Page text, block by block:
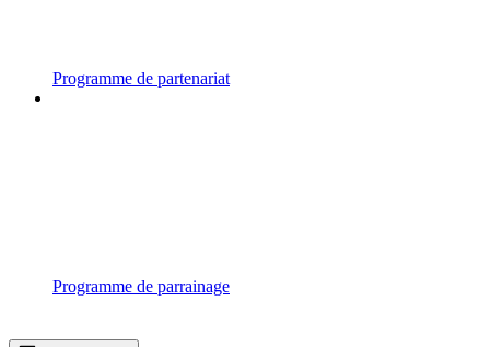
Programme de partenariat
Programme de parrainage